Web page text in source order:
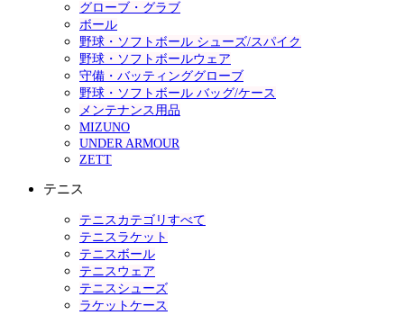
グローブ・グラブ
ボール
野球・ソフトボール シューズ/スパイク
野球・ソフトボールウェア
守備・バッティンググローブ
野球・ソフトボール バッグ/ケース
メンテナンス用品
MIZUNO
UNDER ARMOUR
ZETT
テニス
テニスカテゴリすべて
テニスラケット
テニスボール
テニスウェア
テニスシューズ
ラケットケース